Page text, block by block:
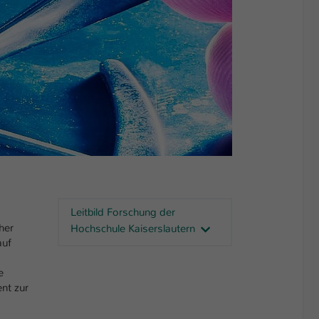
zur
Leitbild Forschung der
Hochschule Kaiserslautern